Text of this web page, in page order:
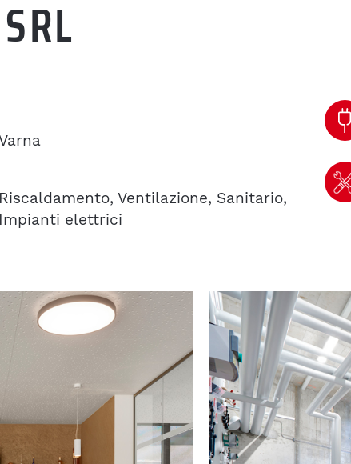
Riscaldamento, Ventilazione, Sanitario,
Impianti elettrici